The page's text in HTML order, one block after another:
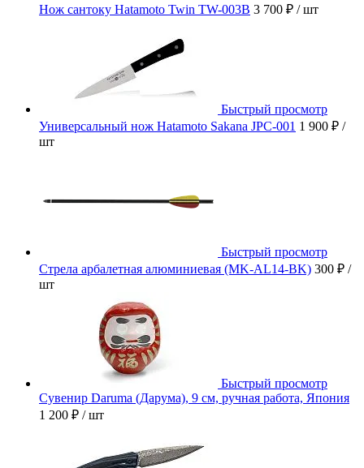
Нож сантоку Hatamoto Twin TW-003B 3 700 ₽ / шт
Быстрый просмотр
Универсальный нож Hatamoto Sakana JPC-001 1 900 ₽ /
шт
Быстрый просмотр
Стрела арбалетная алюминиевая (MK-AL14-BK) 300 ₽ /
шт
Быстрый просмотр
Сувенир Daruma (Дарума), 9 см, ручная работа, Япония
1 200 ₽ / шт